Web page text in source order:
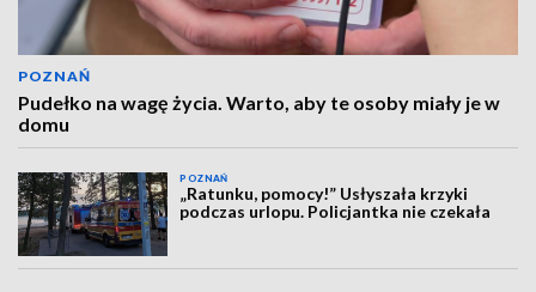
POZNAŃ
Pudełko na wagę życia. Warto, aby te osoby miały je w
domu
POZNAŃ
„Ratunku, pomocy!” Usłyszała krzyki
podczas urlopu. Policjantka nie czekała